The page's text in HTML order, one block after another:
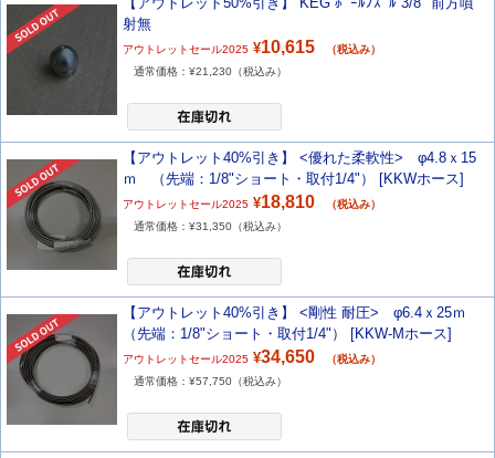
射無
アウトレットセール2025 ¥10,615
（税込み）
通常価格：¥21,230 （税込み）
【アウトレット40%引き】 <優れた柔軟性> φ4.8ｘ15
ｍ （先端：1/8"ショート・取付1/4"） [KKWホース]
アウトレットセール2025 ¥18,810
（税込み）
通常価格：¥31,350 （税込み）
【アウトレット40%引き】 <剛性 耐圧> φ6.4ｘ25ｍ
（先端：1/8"ショート・取付1/4"） [KKW-Mホース]
アウトレットセール2025 ¥34,650
（税込み）
通常価格：¥57,750 （税込み）